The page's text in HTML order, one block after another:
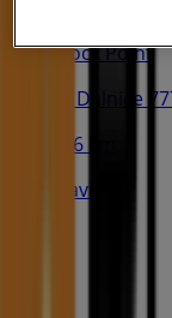
Rock Point
U Dálnice
6.6 km
Zavřeno